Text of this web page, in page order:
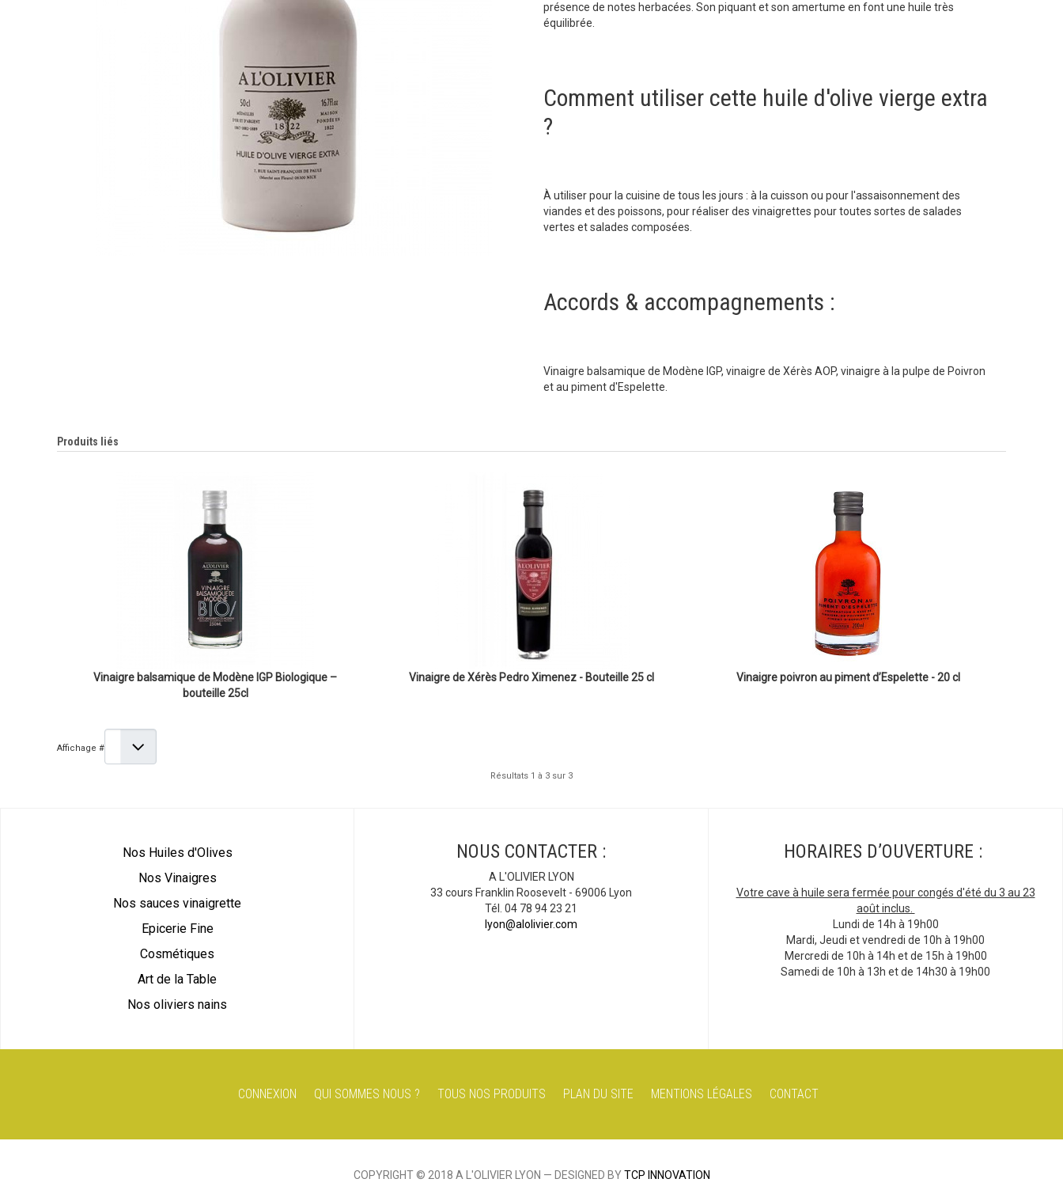
présence de notes herbacées. Son piquant et son amertume en font une huile très
équilibrée.
Comment utiliser cette huile d'olive vierge extra
?
À utiliser pour la cuisine de tous les jours : à la cuisson ou pour l'assaisonnement des
viandes et des poissons, pour réaliser des vinaigrettes pour toutes sortes de salades
vertes et salades composées.
Accords & accompagnements :
Vinaigre balsamique de Modène IGP, vinaigre de Xérès AOP, vinaigre à la pulpe de Poivron
et au piment d'Espelette.
Produits liés
Vinaigre balsamique de Modène IGP Biologique –
bouteille 25cl
Vinaigre de Xérès Pedro Ximenez - Bouteille 25 cl Vinaigre poivron au piment d’Espelette - 20 cl
Affichage #
Résultats 1 à 3 sur 3
Nos Huiles d'Olives
Nos Vinaigres
Nos sauces vinaigrette
Epicerie Fine
Cosmétiques
Art de la Table
Nos oliviers nains
NOUS CONTACTER :
A L'OLIVIER LYON
33 cours Franklin Roosevelt - 69006 Lyon
Tél. 04 78 94 23 21
lyon@alolivier.com
HORAIRES D’OUVERTURE :
Votre cave à huile sera fermée pour congés d'été du 3 au 23
août inclus.
Lundi de 14h à 19h00
Mardi, Jeudi et vendredi de 10h à 19h00
Mercredi de 10h à 14h et de 15h à 19h00
Samedi de 10h à 13h et de 14h30 à 19h00
CONNEXION QUI SOMMES NOUS ? TOUS NOS PRODUITS PLAN DU SITE MENTIONS LÉGALES CONTACT
COPYRIGHT © 2018 A L'OLIVIER LYON — DESIGNED BYTCP INNOVATION